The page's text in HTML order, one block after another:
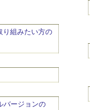
り組みたい方の
バージョンの